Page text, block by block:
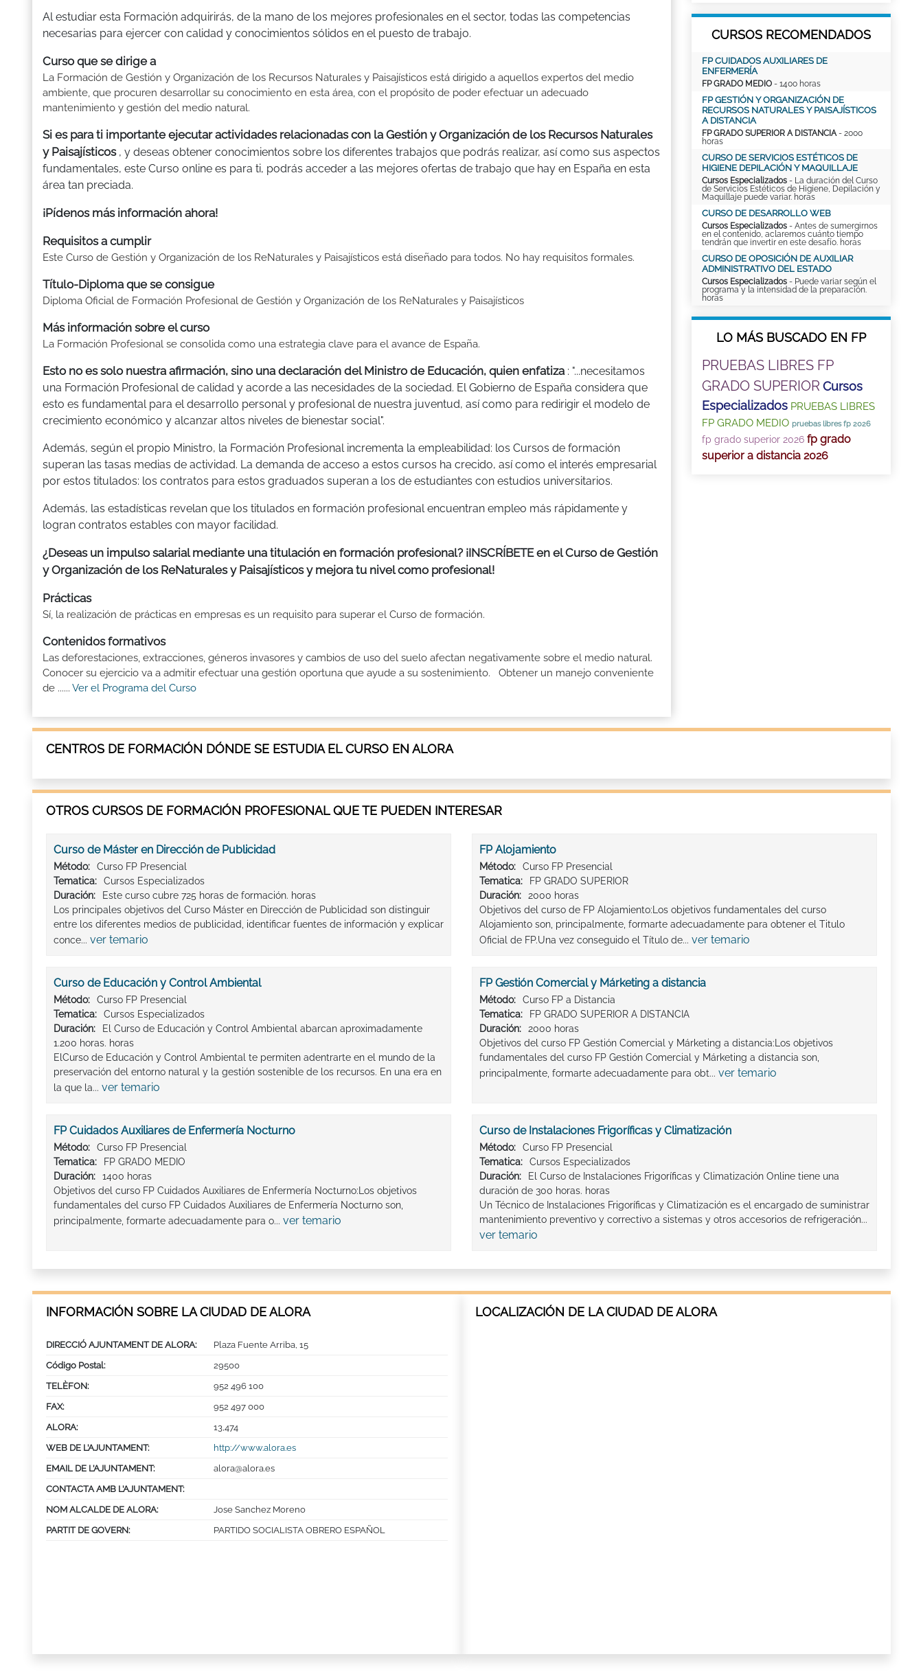
Al estudiar esta Formación adquirirás, de la mano de los mejores profesionales en el sector, todas las competencias
necesarias para ejercer con calidad y conocimientos sólidos en el puesto de trabajo.
Curso que se dirige a
La Formación de Gestión y Organización de los Recursos Naturales y Paisajísticos está dirigido a aquellos expertos del medio
ambiente, que procuren desarrollar su conocimiento en esta área, con el propósito de poder efectuar un adecuado
mantenimiento y gestión del medio natural.
Si es para ti importante ejecutar actividades relacionadas con la Gestión y Organización de los Recursos Naturales
y Paisajísticos, y deseas obtener conocimientos sobre los diferentes trabajos que podrás realizar, así como sus aspectos
fundamentales, este Curso online es para ti, podrás acceder a las mejores ofertas de trabajo que hay en España en esta
área tan preciada.
¡Pídenos más información ahora!
Requisitos a cumplir
Este Curso de Gestión y Organización de los ReNaturales y Paisajísticos está diseñado para todos. No hay requisitos formales.
Título-Diploma que se consigue
Diploma Oficial de Formación Profesional de Gestión y Organización de los ReNaturales y Paisajísticos
Más información sobre el curso
La Formación Profesional se consolida como una estrategia clave para el avance de España.
Esto no es solo nuestra afirmación, sino una declaración del Ministro de Educación, quien enfatiza: "...necesitamos
una Formación Profesional de calidad y acorde a las necesidades de la sociedad. El Gobierno de España considera que
esto es fundamental para el desarrollo personal y profesional de nuestra juventud, así como para redirigir el modelo de
crecimiento económico y alcanzar altos niveles de bienestar social".
Además, según el propio Ministro, la Formación Profesional incrementa la empleabilidad: los Cursos de formación
superan las tasas medias de actividad. La demanda de acceso a estos cursos ha crecido, así como el interés empresarial
por estos titulados: los contratos para estos graduados superan a los de estudiantes con estudios universitarios.
Además, las estadísticas revelan que los titulados en formación profesional encuentran empleo más rápidamente y
logran contratos estables con mayor facilidad.
¿Deseas un impulso salarial mediante una titulación en formación profesional? ¡INSCRÍBETE en el Curso de Gestión
y Organización de los ReNaturales y Paisajísticos y mejora tu nivel como profesional!
Prácticas
Sí, la realización de prácticas en empresas es un requisito para superar el Curso de formación.
Contenidos formativos
Las deforestaciones, extracciones, géneros invasores y cambios de uso del suelo afectan negativamente sobre el medio natural.
Conocer su ejercicio va a admitir efectuar una gestión oportuna que ayude a su sostenimiento. Obtener un manejo conveniente
de ...... Ver el Programa del Curso
CURSOS RECOMENDADOS
FP CUIDADOS AUXILIARES DE
ENFERMERÍA
FP GRADO MEDIO - 1400 horas
FP GESTIÓN Y ORGANIZACIÓN DE
RECURSOS NATURALES Y PAISAJÍSTICOS
A DISTANCIA
FP GRADO SUPERIOR A DISTANCIA- 2000
horas
CURSO DE SERVICIOS ESTÉTICOS DE
HIGIENE DEPILACIÓN Y MAQUILLAJE
Cursos Especializados - La duración del Curso
de Servicios Estéticos de Higiene, Depilación y
Maquillaje puede variar. horas
CURSO DE DESARROLLO WEB
Cursos Especializados - Antes de sumergirnos
en el contenido, aclaremos cuánto tiempo
tendrán que invertir en este desafío. horas
CURSO DE OPOSICIÓN DE AUXILIAR
ADMINISTRATIVO DEL ESTADO
Cursos Especializados - Puede variar según el
programa y la intensidad de la preparación.
horas
LO MÁS BUSCADO EN FP
PRUEBAS LIBRES FP
GRADO SUPERIOR Cursos
Especializados PRUEBAS LIBRES
FP GRADO MEDIO pruebas libres fp 2026
fp grado superior 2026 fp grado
superior a distancia 2026
CENTROS DE FORMACIÓN DÓNDE SE ESTUDIA EL CURSO EN ALORA
OTROS CURSOS DE FORMACIÓN PROFESIONAL QUE TE PUEDEN INTERESAR
Curso de Máster en Dirección de Publicidad
Método:
Curso FP Presencial
Tematica:
Cursos Especializados
Duración:
Este curso cubre 725 horas de formación. horas
Los principales objetivos del Curso Máster en Dirección de Publicidad son distinguir
entre los diferentes medios de publicidad, identificar fuentes de información y explicar
conce... ver temario
FP Alojamiento
Método:
Curso FP Presencial
Tematica:
FP GRADO SUPERIOR
Duración:
2000 horas
Objetivos del curso de FP Alojamiento:Los objetivos fundamentales del curso
Alojamiento son, principalmente, formarte adecuadamente para obtener el Titulo
Oficial de FP.Una vez conseguido el Título de... ver temario
Curso de Educación y Control Ambiental
Método:
Curso FP Presencial
Tematica:
Cursos Especializados
Duración:
El Curso de Educación y Control Ambiental abarcan aproximadamente
1.200 horas. horas
ElCurso de Educación y Control Ambiental te permiten adentrarte en el mundo de la
preservación del entorno natural y la gestión sostenible de los recursos. En una era en
la que la... ver temario
FP Gestión Comercial y Márketing a distancia
Método:
Curso FP a Distancia
Tematica:
FP GRADO SUPERIOR A DISTANCIA
Duración:
2000 horas
Objetivos del curso FP Gestión Comercial y Márketing a distancia:Los objetivos
fundamentales del curso FP Gestión Comercial y Márketing a distancia son,
principalmente, formarte adecuadamente para obt... ver temario
FP Cuidados Auxiliares de Enfermería Nocturno
Método:
Curso FP Presencial
Tematica:
FP GRADO MEDIO
Duración:
1400 horas
Objetivos del curso FP Cuidados Auxiliares de Enfermería Nocturno:Los objetivos
fundamentales del curso FP Cuidados Auxiliares de Enfermería Nocturno son,
principalmente, formarte adecuadamente para o... ver temario
Curso de Instalaciones Frigoríficas y Climatización
Método:
Curso FP Presencial
Tematica:
Cursos Especializados
Duración:
El Curso de Instalaciones Frigoríficas y Climatización Online tiene una
duración de 300 horas. horas
Un Técnico de Instalaciones Frigoríficas y Climatización es el encargado de suministrar
mantenimiento preventivo y correctivo a sistemas y otros accesorios de refrigeración...
ver temario
INFORMACIÓN SOBRE LA CIUDAD DE ALORA
DIRECCIÓ AJUNTAMENT DE ALORA:
Plaza Fuente Arriba, 15
Código Postal:
29500
TELÈFON:
952 496 100
FAX:
952 497 000
ALORA:
13,474
WEB DE L’AJUNTAMENT:
http://www.alora.es
EMAIL DE L’AJUNTAMENT:
alora@alora.es
CONTACTA AMB L’AJUNTAMENT:
NOM ALCALDE DE ALORA:
Jose Sanchez Moreno
PARTIT DE GOVERN:
PARTIDO SOCIALISTA OBRERO ESPAÑOL
LOCALIZACIÓN DE LA CIUDAD DE ALORA